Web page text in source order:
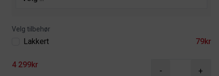
Velg tilbehør
Lakkert 79kr
4 299kr
- +